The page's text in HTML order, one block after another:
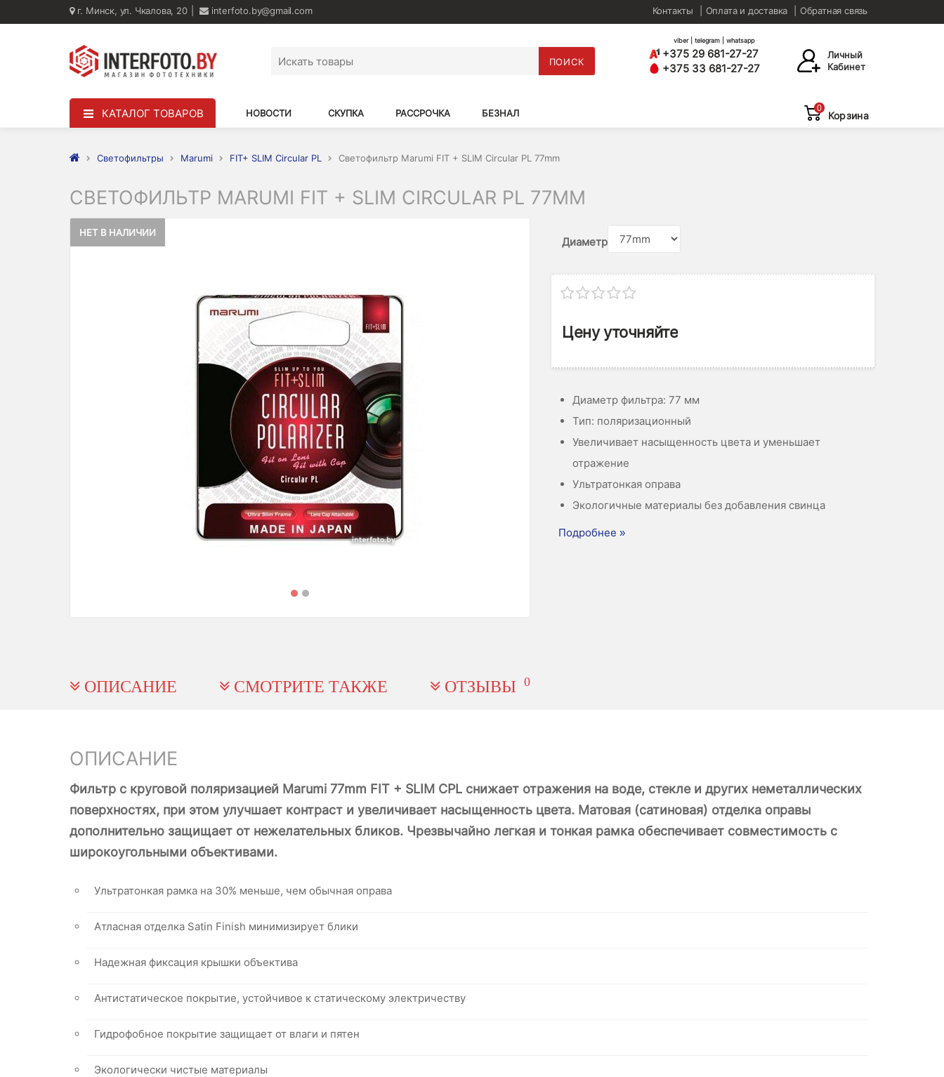
г. Минск, ул. Чкалова, 20 interfoto.by@gmail.com Контакты Оплата и доставка Обратная связь
ПОИСК
viber | telegram | whatsapp
+375 29 681-27-27
+375 33 681-27-27
Личный
Кабинет
КАТАЛОГ ТОВАРОВ НОВОСТИ СКУПКА РАССРОЧКА БЕЗНАЛ 0
Корзина
Светофильтры Marumi FIT+ SLIM Circular PL Светофильтр Marumi FIT + SLIM Circular PL 77mm
СВЕТОФИЛЬТР MARUMI FIT + SLIM CIRCULAR PL 77MM
НЕТ В НАЛИЧИИ
Диаметр
Цену уточняйте
Диаметр фильтра: 77 мм
Тип: поляризационный
Увеличивает насыщенность цвета и уменьшает
отражение
Ультратонкая оправа
Экологичные материалы без добавления свинца
Подробнее »
ОПИСАНИЕ СМОТРИТЕ ТАКЖЕ ОТЗЫВЫ 0
ОПИСАНИЕ
Фильтр с круговой поляризацией Marumi 77mm FIT + SLIM CPL снижает отражения на воде, стекле и других неметаллических
поверхностях, при этом улучшает контраст и увеличивает насыщенность цвета. Матовая (сатиновая) отделка оправы
дополнительно защищает от нежелательных бликов. Чрезвычайно легкая и тонкая рамка обеспечивает совместимость с
широкоугольными объективами.
Ультратонкая рамка на 30% меньше, чем обычная оправа
Атласная отделка Satin Finish минимизирует блики
Надежная фиксация крышки объектива
Антистатическое покрытие, устойчивое к статическому электричеству
Гидрофобное покрытие защищает от влаги и пятен
Экологически чистые материалы